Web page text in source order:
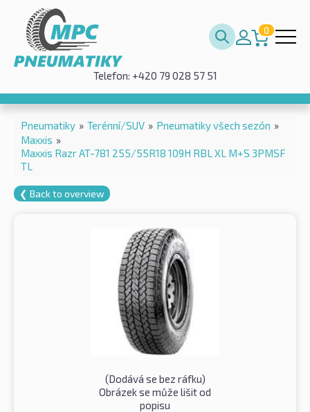
0
Telefon: +420 79 028 57 51
Pneumatiky » Terénní/SUV » Pneumatiky všech sezón »
Maxxis »
Maxxis Razr AT-781 255/55R18 109H RBL XL M+S 3PMSF
TL
❮ Back to overview
(Dodává se bez ráfku)
Obrázek se může lišit od
popisu